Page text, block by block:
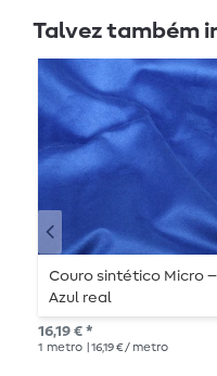
Talvez também
Couro sintético Micro –
Azul real
16,19 € *
1 metro | 16,19 € / metro